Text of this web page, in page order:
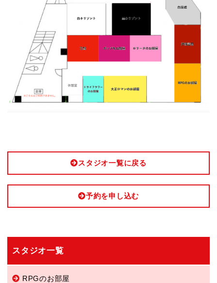
スタジオ一覧に戻る
予約を申し込む
スタジオ一覧
RPGのお部屋